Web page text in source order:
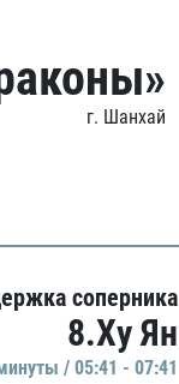
г. Шанхай
соперника
8.Ху Ян
/ 05:41 - 07:41